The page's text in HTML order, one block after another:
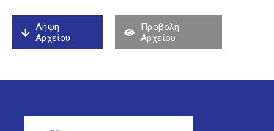
Λήψη
Αρχείου
Προβολή
Αρχείου